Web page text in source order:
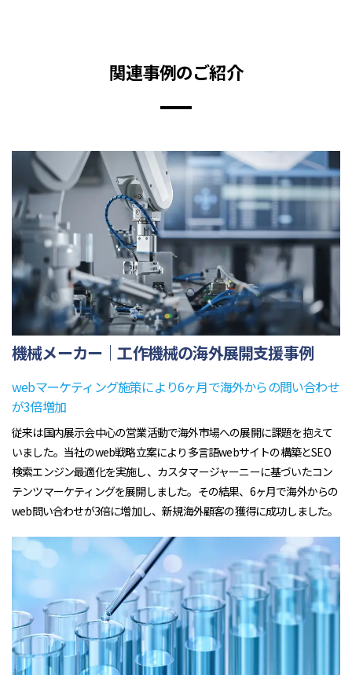
関連事例のご紹介
機械メーカー｜工作機械の海外展開支援事例
webマーケティング施策により6ヶ月で海外からの問い合わせ
が3倍増加
従来は国内展示会中心の営業活動で海外市場への展開に課題を抱えて
いました。当社のweb戦略立案により多言語webサイトの構築とSEO
検索エンジン最適化を実施し、カスタマージャーニーに基づいたコン
テンツマーケティングを展開しました。その結果、6ヶ月で海外からの
web問い合わせが3倍に増加し、新規海外顧客の獲得に成功しました。